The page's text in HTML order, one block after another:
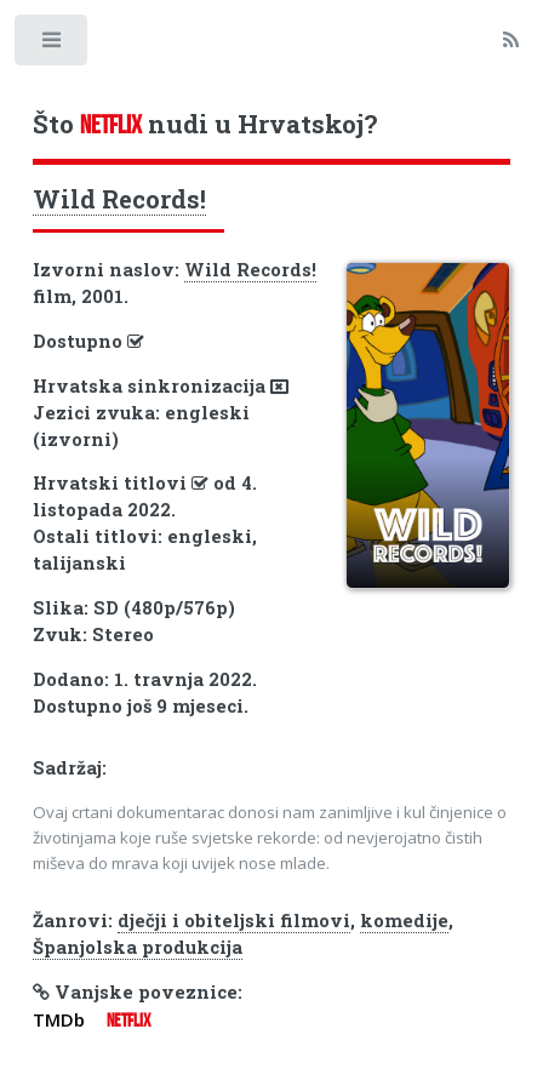
Što NETFLIXnudi u Hrvatskoj?
Wild Records!
Izvorni naslov: Wild Records!
film, 2001.
Dostupno
Hrvatska sinkronizacija
Jezici zvuka: engleski
(izvorni)
Hrvatski titlovi
od 4.
listopada 2022.
Ostali titlovi: engleski,
talijanski
Slika: SD (480p/576p)
Zvuk: Stereo
Dodano: 1. travnja 2022.
Dostupno još 9 mjeseci.
Sadržaj:
Ovaj crtani dokumentarac donosi nam zanimljive i kul činjenice o
životinjama koje ruše svjetske rekorde: od nevjerojatno čistih
miševa do mrava koji uvijek nose mlade.
Žanrovi: dječji i obiteljski filmovi, komedije,
Španjolska produkcija
Vanjske poveznice:
TMDb NETFLIX